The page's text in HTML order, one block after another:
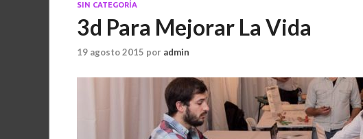
SIN CATEGORÍA
3d Para Mejorar La Vida
19 agosto 2015 por admin